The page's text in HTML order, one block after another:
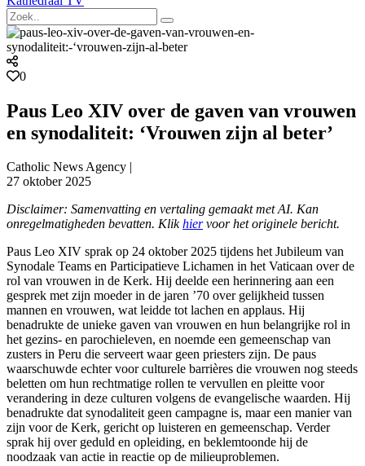
0
Paus Leo XIV over de gaven van vrouwen
en synodaliteit: ‘Vrouwen zijn al beter’
Catholic News Agency |
27 oktober 2025
Disclaimer: Samenvatting en vertaling gemaakt met AI. Kan
onregelmatigheden bevatten. Klikhiervoor het originele bericht.
Paus Leo XIV sprak op 24 oktober 2025 tijdens het Jubileum van
Synodale Teams en Participatieve Lichamen in het Vaticaan over de
rol van vrouwen in de Kerk. Hij deelde een herinnering aan een
gesprek met zijn moeder in de jaren ’70 over gelijkheid tussen
mannen en vrouwen, wat leidde tot lachen en applaus. Hij
benadrukte de unieke gaven van vrouwen en hun belangrijke rol in
het gezins- en parochieleven, en noemde een gemeenschap van
zusters in Peru die serveert waar geen priesters zijn. De paus
waarschuwde echter voor culturele barrières die vrouwen nog steeds
beletten om hun rechtmatige rollen te vervullen en pleitte voor
verandering in deze culturen volgens de evangelische waarden. Hij
benadrukte dat synodaliteit geen campagne is, maar een manier van
zijn voor de Kerk, gericht op luisteren en gemeenschap. Verder
sprak hij over geduld en opleiding, en beklemtoonde hij de
noodzaak van actie in reactie op de milieuproblemen.